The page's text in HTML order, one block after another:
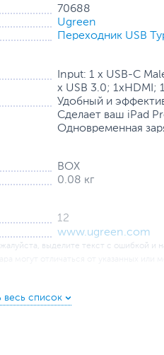
или проектора через
мощностью 100 Вт. Этот
в игры или смотрите
70688
Ugreen
Переходник USB
Input: 1 x USB-C
x USB 3.0; 1xHDMI;
Удобный и
Cделает ваш iPad
Одновременная
BOX
0.08 кг
12
www.ugreen.com
выделите текст с ошибкой и